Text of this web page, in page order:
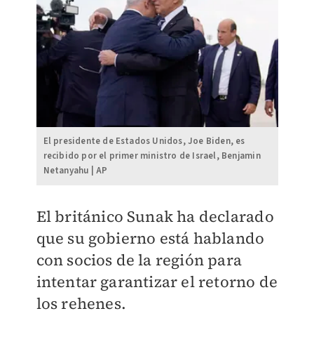
El presidente de Estados Unidos, Joe Biden, es
recibido por el primer ministro de Israel, Benjamin
Netanyahu | AP
El británico Sunak ha declarado
que su gobierno está hablando
con socios de la región para
intentar garantizar el retorno de
los rehenes.